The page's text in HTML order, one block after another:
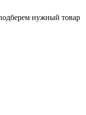
нужный товар